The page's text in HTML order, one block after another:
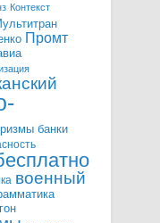
Контекст
Промт
банки
военный